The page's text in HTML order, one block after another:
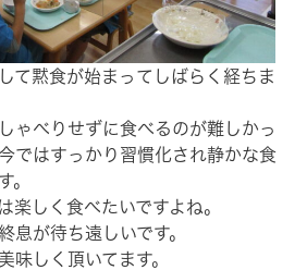
て黙食が始まってしばらく経ちま
ゃべりせずに食べるのが難しかっ
ではすっかり習慣化され静かな食
。
楽しく食べたいですよね。
息が待ち遠しいです。
味しく頂いてます。